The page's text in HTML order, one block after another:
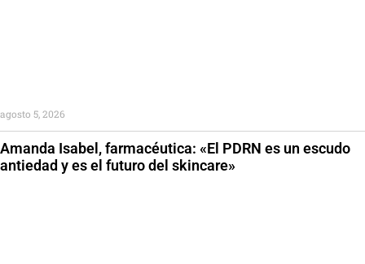
Amanda Isabel, farmacéutica: «El PDRN es un escudo
antiedad y es el futuro del skincare»
agosto 5, 2026